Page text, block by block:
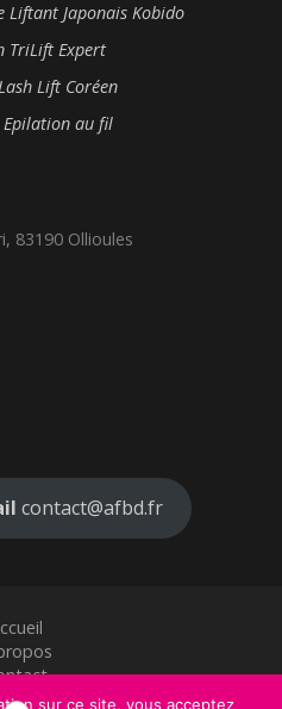
Liftant Japonais Kobido
TriLift Expert
Lift Coréen
au fil
83190 Ollioules
contact@afbd.fr
légales
sur ce site, vous acceptez